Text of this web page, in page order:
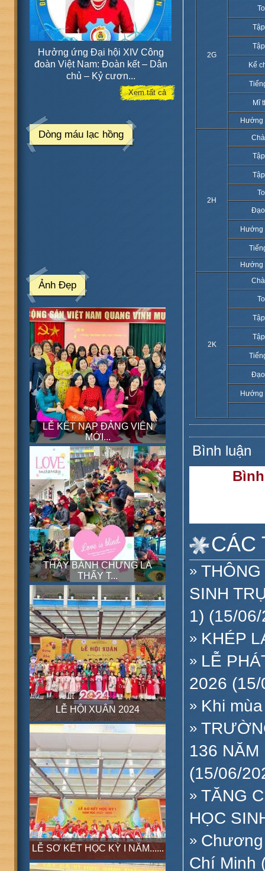
Hưởng ứng Đại hội XIV Công
đoàn Việt Nam: Đoàn kết – Dân
chủ – Kỷ cươn...
Xem tất cả
Dòng máu lạc hồng
Ảnh Đẹp
LỄ KẾT NẠP ĐẢNG VIÊN
MỚI...
THẤY BÁNH CHƯNG LÀ
THẤY T...
LỄ HỘI XUÂN 2024
LỄ SƠ KẾT HỌC KỲ I NĂM......
2G
Kể
Mĩ
Hướng
2H
Hướng
Hướng
2K
Hướng
Bình luận
CÁC
»
SINH
1) (15/
» KHÉP
» LỄ
2026
» Khi
»
136 NĂM
(15/06/
» TĂNG
HỌC
»
Chí Minh